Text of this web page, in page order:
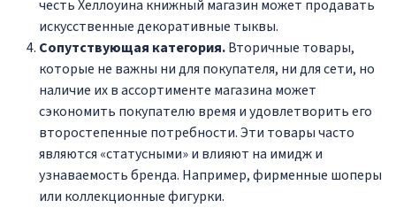
честь Хеллоуина книжный магазин может продавать
искусственные декоративные тыквы.
Сопутствующая категория.Вторичные товары,
которые не важны ни для покупателя, ни для сети, но
наличие их в ассортименте магазина может
сэкономить покупателю время и удовлетворить его
второстепенные потребности. Эти товары часто
являются «статусными» и влияют на имидж и
узнаваемость бренда. Например, фирменные шоперы
или коллекционные фигурки.